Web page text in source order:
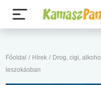
Főoldal / Hírek / Drog, cigi, alkohol
leszokásban